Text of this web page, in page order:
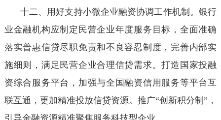
十二、用好支持小微企业融资协调工作机制。银行
业金融机构应制定民营企业年度服务目标，全面准确
落实普惠信贷尽职免责和不良容忍制度，完善内部实
施细则，满足民营企业合理信贷需求。打造国家投融
资综合服务平台，加强与全国融资信用服务等平台互
联互通，更加精准投放信贷资源。推广“创新积分制”，